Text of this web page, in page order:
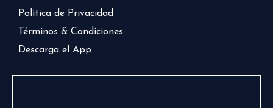
Política de Privacidad
Términos & Condiciones
Descarga el App